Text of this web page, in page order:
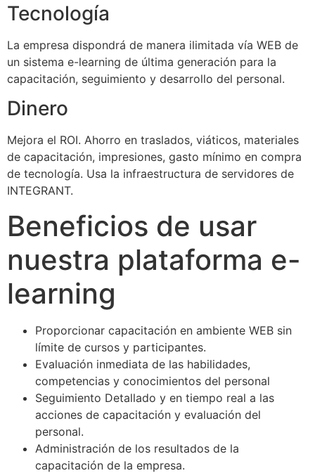
Tecnología
La empresa dispondrá de manera ilimitada vía WEB de
un sistema e-learning de última generación para la
capacitación, seguimiento y desarrollo del personal.
Dinero
Mejora el ROI. Ahorro en traslados, viáticos, materiales
de capacitación, impresiones, gasto mínimo en compra
de tecnología. Usa la infraestructura de servidores de
INTEGRANT.
Beneficios de usar
nuestra plataforma e-
learning
Proporcionar capacitación en ambiente WEB sin
límite de cursos y participantes.
Evaluación inmediata de las habilidades,
competencias y conocimientos del personal
Seguimiento Detallado y en tiempo real a las
acciones de capacitación y evaluación del
personal.
Administración de los resultados de la
capacitación de la empresa.